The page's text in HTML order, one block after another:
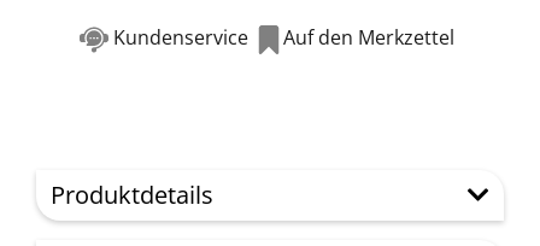
Kundenservice Auf den Merkzettel
Produktdetails